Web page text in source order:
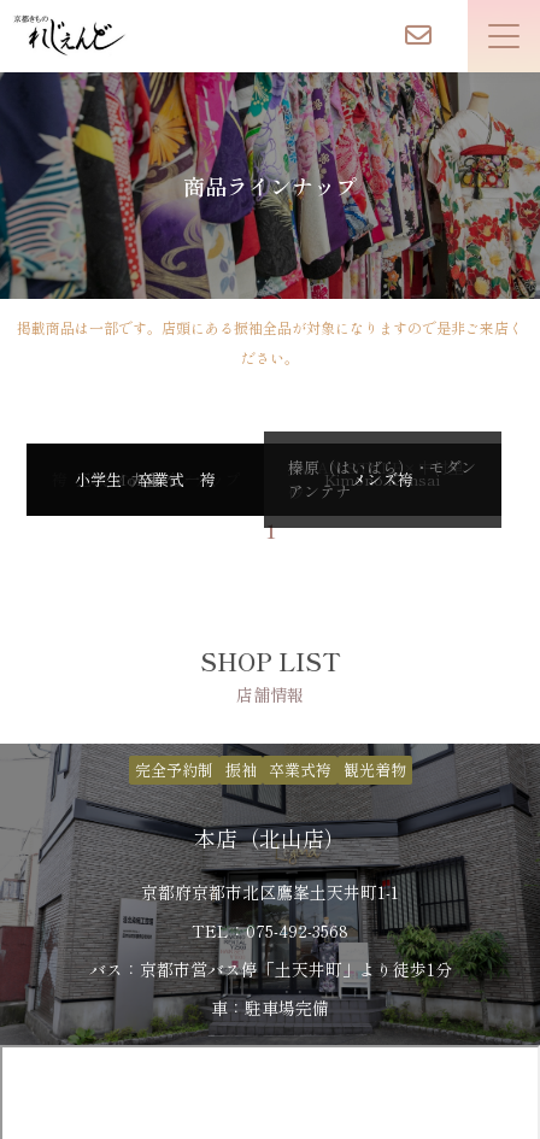
商品ラインナップ
掲載商品は一部です。店頭にある振袖全品が対象になりますので是非ご来店く
ださい。
袴 おすすめラインナップ
JAPAN STYLE×中村里
砂
玉城ティナ×紅一点 Kimono Kansai
MomoPri
榛原（はいばら）・モダン
アンテナ
九重 メンズ袴
小学生 卒業式 袴
1
SHOP LIST
店舗情報
完全予約制 振袖 卒業式袴 観光着物
本店（北山店）
京都府京都市北区鷹峯土天井町1-1
TEL：075-492-3568
バス：京都市営バス停「土天井町」より徒歩1分
車：駐車場完備